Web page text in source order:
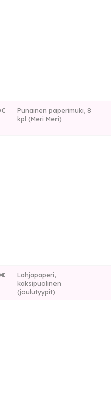
€
Punainen paperimuki, 8
kpl (Meri Meri)
€
Lahjapaperi,
kaksipuolinen
(joulutyypit)